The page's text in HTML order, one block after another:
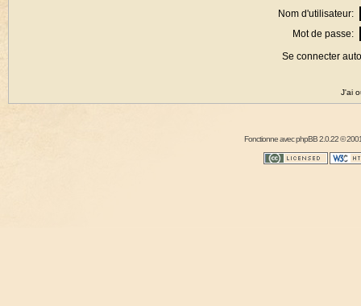
Nom d'utilisateur:
Mot de passe:
Se connecter
J'ai
Fonctionne avecphpBB2.0.22 ©